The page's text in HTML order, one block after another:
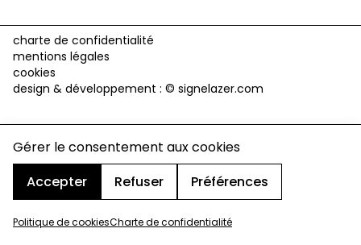
Gérer le consentement aux cookies
Accepter
Refuser Préférences
Politique de cookiesCharte de confidentialité
charte de confidentialité
mentions légales
cookies
design & développement : © signelazer.com